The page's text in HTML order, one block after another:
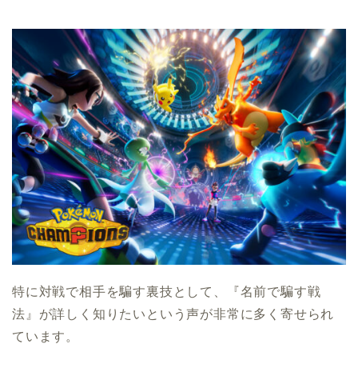
特に対戦で相手を騙す裏技として、『名前で騙す戦
法』が詳しく知りたいという声が非常に多く寄せられ
ています。